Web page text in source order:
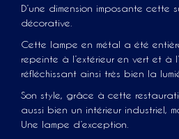
D’une dimension imposante cette
décorative.
Cette lampe en métal a été
repeinte à l’extérieur en vert et à
réfléchissant ainsi très bien la
Son style, grâce à cette
aussi bien un intérieur industriel,
Une lampe d’exception.